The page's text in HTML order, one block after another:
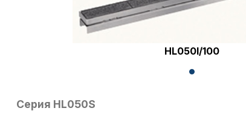
HL050I/100
Серия HL050S